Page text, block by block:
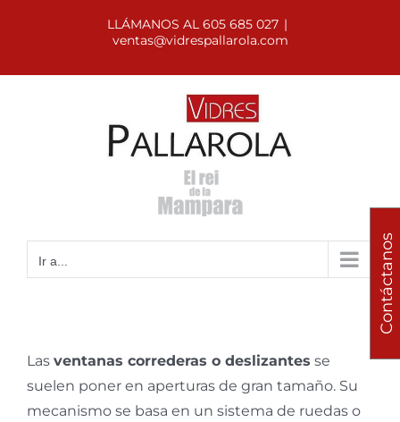
LLÁMANOS AL 605 685 027 |
ventas@vidrespallarola.com
Ir a...
Las ventanas correderas o deslizantes se
suelen poner en aperturas de gran tamaño. Su
mecanismo se basa en un sistema de ruedas o
Contáctanos